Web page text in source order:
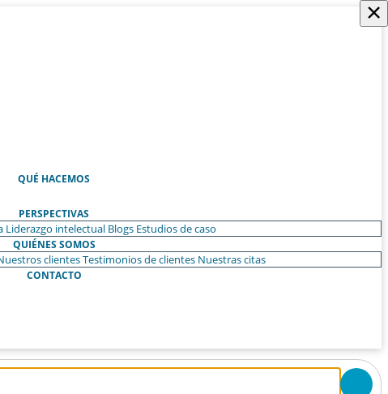
QUÉ HACEMOS
PERSPECTIVAS
Liderazgo intelectual Blogs Estudios de caso
QUIÉNES SOMOS
clientesTestimonios de clientes Nuestras citas
CONTACTO
×